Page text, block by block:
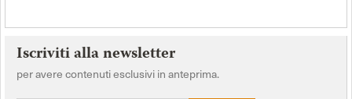
Iscriviti alla newsletter
per avere contenuti esclusivi in anteprima.